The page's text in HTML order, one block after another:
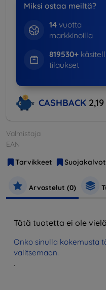
Miksi ostaa meiltä?
14vuotta
markkinoilla
819530+
tilaukset
CASHBACK
Valmistaja
EAN
Tarvikkeet
Suojakalvot
Arvostelut (0)
Tätä tuotetta ei ole
Onko sinulla kokemusta
valitsemaan.
.